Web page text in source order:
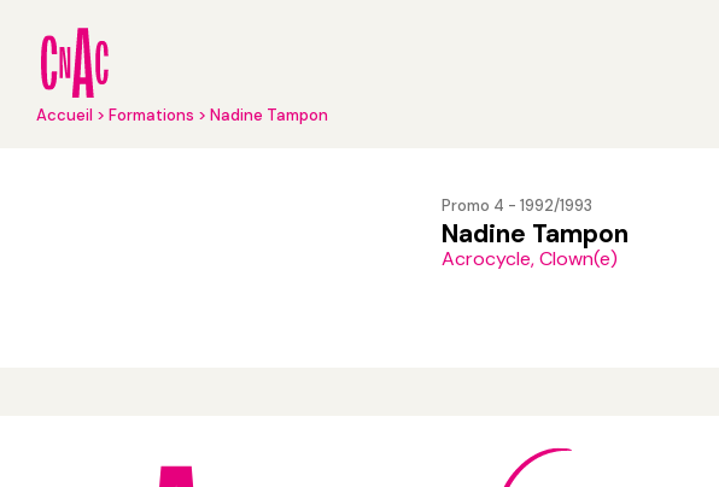
contenu
principal
Fil
Accueil Formations Nadine Tampon
Promo 4 - 1992/1993
Nadine Tampon
Acrocycle, Clown(e)